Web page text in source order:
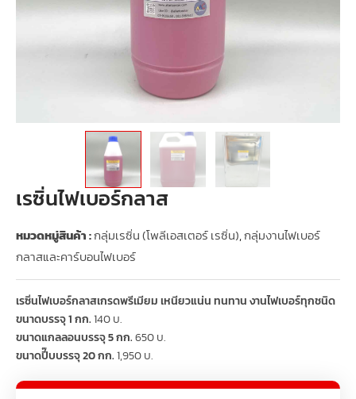
เรซิ่นไฟเบอร์กลาส
หมวดหมู่สินค้า :กลุ่มเรซิ่น (โพลีเอสเตอร์ เรซิ่น),กลุ่มงานไฟเบอร์
กลาสและคาร์บอนไฟเบอร์
เรซิ่นไฟเบอร์กลาสเกรดพรีเมียม เหนียวแน่น ทนทาน งานไฟเบอร์ทุกชนิด
ขนาดบรรจุ 1 กก.140 บ.
ขนาดแกลลอนบรรจุ 5 กก.650 บ.
ขนาดปี๊บบรรจุ 20 กก.1,950 บ.